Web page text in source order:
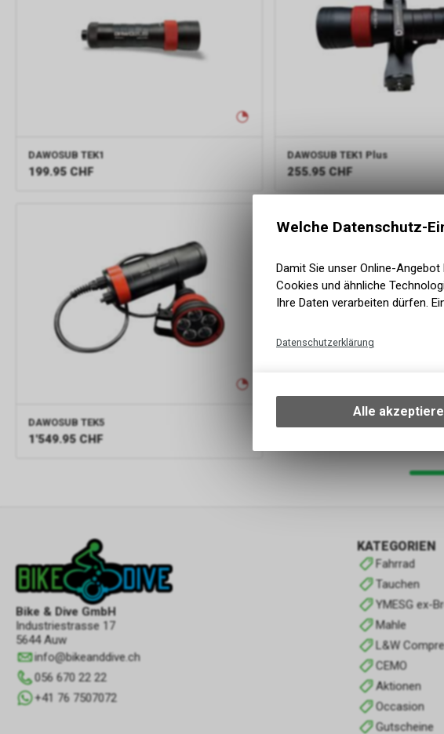
DAWOSUB TEK1
199.95 CHF
DAWOSUB TEK1 Plus
255.95 CHF
DAWOSUB TEK5
1'549.95 CHF
Bike & Dive GmbH
Industriestrasse 17
5644 Auw
info@bikeanddive.ch
056 670 22 22
+41 76 7507072
KATEGORIEN
Fahrrad
Tauchen
YMESG ex-
Mahle
L&W
CEMO
Aktionen
Occasion
Gutscheine
Welche Datenschutz-
Damit Sie unser Online-
Cookies und ähnliche
Ihre Daten verarbeiten dürfen.
Datenschutzerklärung
Ihrem Gerät, um
Verwendung
zulassen.
Alle